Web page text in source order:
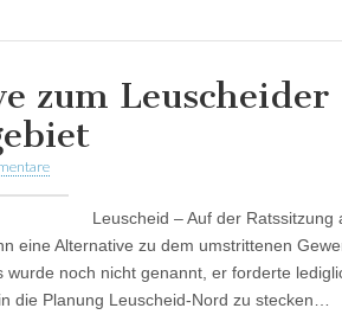
zum Leuscheider
Leuscheid – Auf der Ratssitzung
eine Alternative zu dem umstrittenen
wurde noch nicht genannt, er forderte
die Planung Leuscheid-Nord zu stecken…